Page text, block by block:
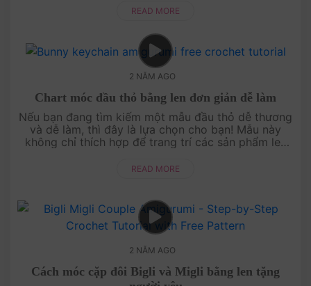
bạn đi nhanh hay ch....
READ MORE
2 NĂM AGO
Chart móc đầu thỏ bằng len đơn giản dễ làm
Nếu bạn đang tìm kiếm một mẫu đầu thỏ dễ thương
và dễ làm, thì đây là lựa chọn cho bạn! Mẫu này
không chỉ thích hợp để trang trí các sản phẩm len
balo hoặc túi xách, ....
READ MORE
2 NĂM AGO
Cách móc cặp đôi Bigli và Migli bằng len tặng